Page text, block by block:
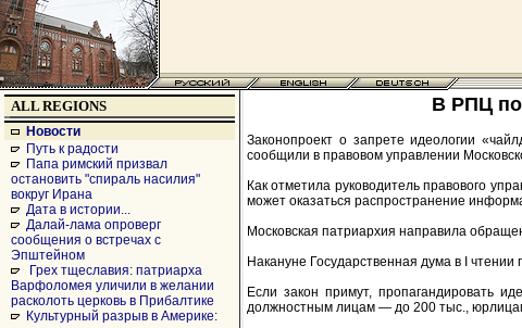
ALL REGIONS
Новости
Путь к радости
Папа римский призвал
остановить "спираль насилия"
вокруг Ирана
Дата в истории...
Далай-лама опроверг
сообщения о встречах с
Эпштейном
Грех тщеславия: патриарха
Варфоломея уличили в желании
расколоть церковь в Прибалтике
Культурный разрыв в Америке:
В РПЦ
Законопроект о запрете идеологии
сообщили в правовом управлении
Как отметила руководитель правового
может оказаться распространение
Московская патриархия направила
Накануне Государственная дума в I
Если закон примут, пропагандировать
должностным лицам — до 200 тыс.,